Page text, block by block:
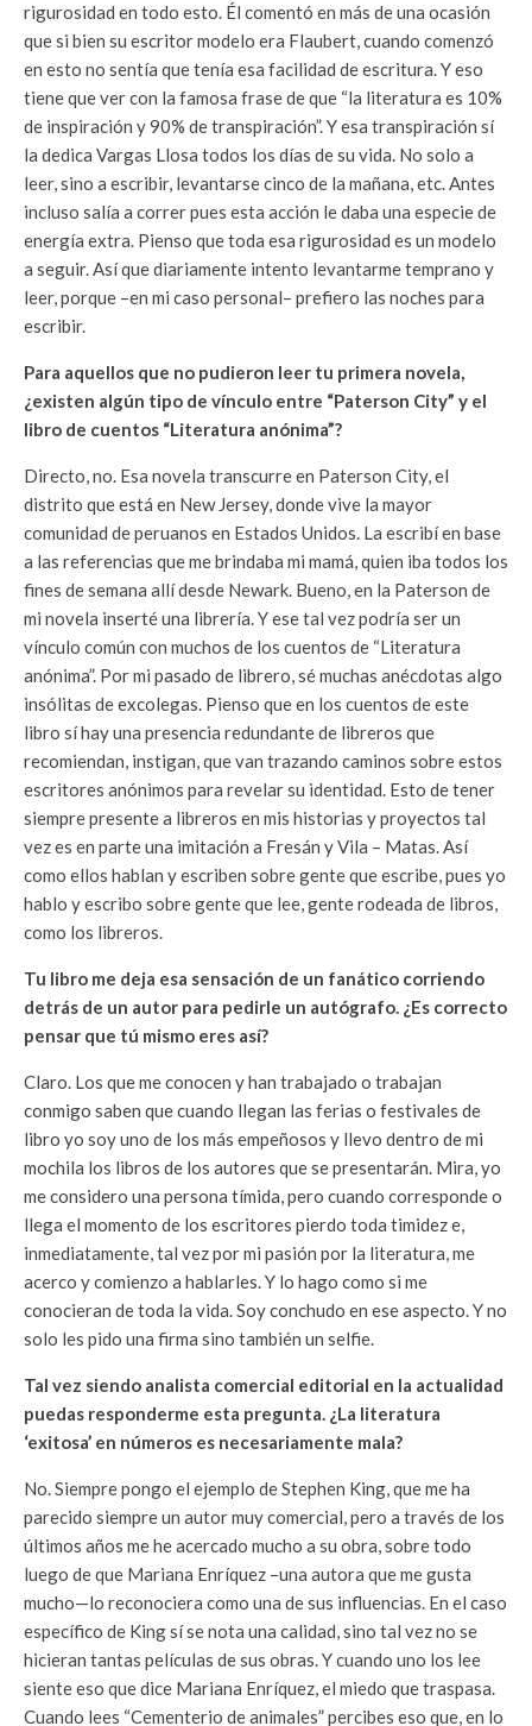
rigurosidad en todo esto. Él comentó en más de una ocasión
que si bien su escritor modelo era Flaubert, cuando comenzó
en esto no sentía que tenía esa facilidad de escritura. Y eso
tiene que ver con la famosa frase de que “la literatura es 10%
de inspiración y 90% de transpiración”. Y esa transpiración sí
la dedica Vargas Llosa todos los días de su vida. No solo a
leer, sino a escribir, levantarse cinco de la mañana, etc. Antes
incluso salía a correr pues esta acción le daba una especie de
energía extra. Pienso que toda esa rigurosidad es un modelo
a seguir. Así que diariamente intento levantarme temprano y
leer, porque –en mi caso personal– prefiero las noches para
escribir.
Para aquellos que no pudieron leer tu primera novela,
¿existen algún tipo de vínculo entre “Paterson City” y el
libro de cuentos “Literatura anónima”?
Directo, no. Esa novela transcurre en Paterson City, el
distrito que está en New Jersey, donde vive la mayor
comunidad de peruanos en Estados Unidos. La escribí en base
a las referencias que me brindaba mi mamá, quien iba todos los
fines de semana allí desde Newark. Bueno, en la Paterson de
mi novela inserté una librería. Y ese tal vez podría ser un
vínculo común con muchos de los cuentos de “Literatura
anónima”. Por mi pasado de librero, sé muchas anécdotas algo
insólitas de excolegas. Pienso que en los cuentos de este
libro sí hay una presencia redundante de libreros que
recomiendan, instigan, que van trazando caminos sobre estos
escritores anónimos para revelar su identidad. Esto de tener
siempre presente a libreros en mis historias y proyectos tal
vez es en parte una imitación a Fresán y Vila – Matas. Así
como ellos hablan y escriben sobre gente que escribe, pues yo
hablo y escribo sobre gente que lee, gente rodeada de libros,
como los libreros.
Tu libro me deja esa sensación de un fanático corriendo
detrás de un autor para pedirle un autógrafo. ¿Es correcto
pensar que tú mismo eres así?
Claro. Los que me conocen y han trabajado o trabajan
conmigo saben que cuando llegan las ferias o festivales de
libro yo soy uno de los más empeñosos y llevo dentro de mi
mochila los libros de los autores que se presentarán. Mira, yo
me considero una persona tímida, pero cuando corresponde o
llega el momento de los escritores pierdo toda timidez e,
inmediatamente, tal vez por mi pasión por la literatura, me
acerco y comienzo a hablarles. Y lo hago como si me
conocieran de toda la vida. Soy conchudo en ese aspecto. Y no
solo les pido una firma sino también un selfie.
Tal vez siendo analista comercial editorial en la actualidad
puedas responderme esta pregunta. ¿La literatura
‘exitosa’ en números es necesariamente mala?
No. Siempre pongo el ejemplo de Stephen King, que me ha
parecido siempre un autor muy comercial, pero a través de los
últimos años me he acercado mucho a su obra, sobre todo
luego de que Mariana Enríquez –una autora que me gusta
mucho—lo reconociera como una de sus influencias. En el caso
específico de King sí se nota una calidad, sino tal vez no se
hicieran tantas películas de sus obras. Y cuando uno los lee
siente eso que dice Mariana Enríquez, el miedo que traspasa.
Cuando lees “Cementerio de animales” percibes eso que, en lo